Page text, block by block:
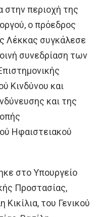
στην περιοχή της
ο πρόεδρος
Λέκκας συγκάλεσε
συνεδρίαση των
Κινδύνου και
και της
Ηφαιστειακού
στο Υπουργείο
Προστασίας,
του Γενικού